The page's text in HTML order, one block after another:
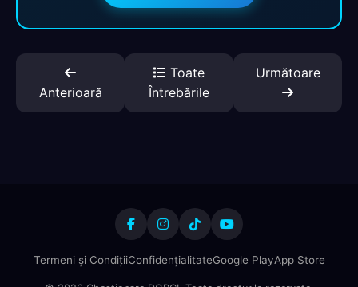
Anterioară
Toate
Întrebările
Următoare
Termeni și CondițiiConfidențialitateGoogle PlayApp Store